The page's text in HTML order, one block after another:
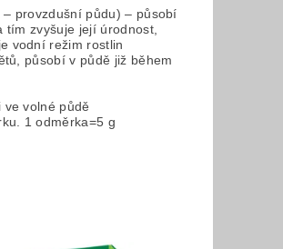
provzdušní půdu) – působí
zvyšuje její úrodnost,
vodní režim rostlin
působí v půdě již během
volné půdě
1 odměrka=5 g